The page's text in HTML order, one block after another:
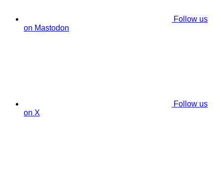
Follow us
on Mastodon
Follow us
on X